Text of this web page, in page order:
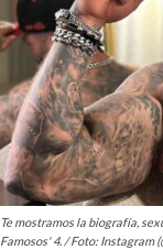
Te mostramos la biografía,
Famosos' 4. / Foto: Instagram